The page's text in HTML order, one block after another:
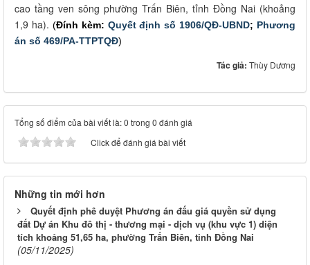
cao tầng ven sông phường Trấn Biên, tỉnh Đồng Nai (khoảng
1,9 ha). (Đính kèm: Quyết định số 1906/QĐ-UBND; Phương
án số 469/PA-TTPTQĐ)
Tác giả: Thùy Dương
Tổng số điểm của bài viết là: 0 trong 0 đánh giá
Click để đánh giá bài viết
Những tin mới hơn
Quyết định phê duyệt Phương án đấu giá quyền sử dụng
đất Dự án Khu đô thị - thương mại - dịch vụ (khu vực 1) diện
tích khoảng 51,65 ha, phường Trấn Biên, tỉnh Đồng Nai
(05/11/2025)